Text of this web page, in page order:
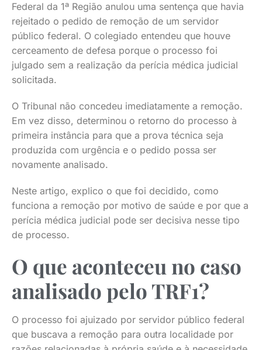
Federal da 1ª Região anulou uma sentença que havia
rejeitado o pedido de remoção de um servidor
público federal. O colegiado entendeu que houve
cerceamento de defesa porque o processo foi
julgado sem a realização da perícia médica judicial
solicitada.
O Tribunal não concedeu imediatamente a remoção.
Em vez disso, determinou o retorno do processo à
primeira instância para que a prova técnica seja
produzida com urgência e o pedido possa ser
novamente analisado.
Neste artigo, explico o que foi decidido, como
funciona a remoção por motivo de saúde e por que a
perícia médica judicial pode ser decisiva nesse tipo
de processo.
O que aconteceu no caso
analisado pelo TRF1?
O processo foi ajuizado por servidor público federal
que buscava a remoção para outra localidade por